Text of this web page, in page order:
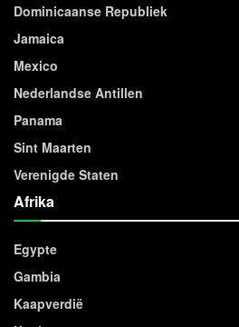
Dominicaanse Republiek
Jamaica
Mexico
Nederlandse Antillen
Panama
Sint Maarten
Verenigde Staten
Afrika
Egypte
Gambia
Kaapverdië